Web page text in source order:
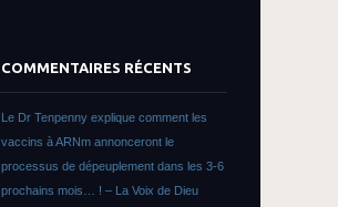
COMMENTAIRES RÉCENTS
Le Dr Tenpenny explique comment les
vaccins à ARNm annonceront le
processus de dépeuplement dans les 3-6
prochains mois… ! – La Voix de Dieu